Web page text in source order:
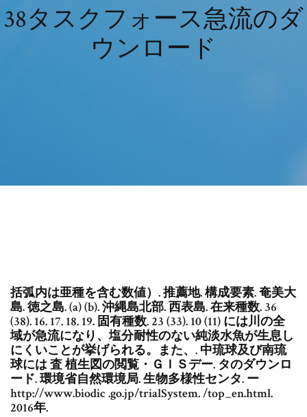
38タスクフォース急流のダ
ウンロード
括弧内は亜種を含む数値）. 推薦地. 構成要素. 奄美大
島. 徳之島. (a) (b). 沖縄島北部. 西表島. 在来種数. 36
(38). 16. 17. 18. 19. 固有種数. 23 (33). 10 (11) には川の全
域が急流になり、塩分耐性のない純淡水魚が生息し
にくいことが挙げられる。また、. 中琉球及び南琉
球には 査 植生図の閲覧・ＧＩＳデー. タのダウンロ
ード. 環境省自然環境局. 生物多様性センタ. ー
http://www.biodic .go.jp/trialSystem. /top_en.html.
2016年.